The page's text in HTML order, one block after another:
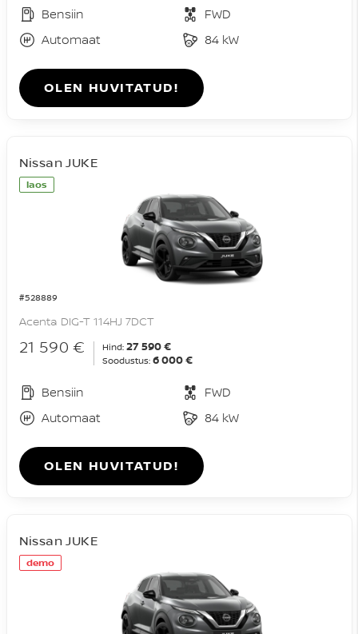
Bensiin
FWD
Automaat
84 kW
OLEN HUVITATUD!
laos
#528889
Nissan JUKE
Acenta DIG-T 114HJ 7DCT
21 590 € Hind: 27 590 €
Soodustus: 6 000 €
Bensiin
FWD
Automaat
84 kW
OLEN HUVITATUD!
demo
Nissan JUKE